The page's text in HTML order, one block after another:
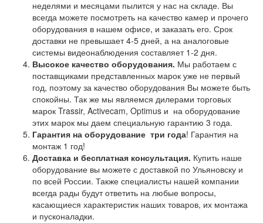
неделями и месяцами пылится у нас на складе. Вы
всегда можете посмотреть на качество камер и прочего
оборудования в нашем офисе, и заказать его. Срок
доставки не превышает 4-5 дней, а на аналоговые
системы видеонаблюдения составляет 1-2 дня.
Высокое качество оборудования. Мы работаем с
поставщиками представленных марок уже не первый
год, поэтому за качество оборудования Вы можете быть
спокойны. Так же мы являемся дилерами торговых
марок Trassir, Activecam, Optimus и на оборудование
этих марок мы даем специальную гарантию 3 года.
Гарантия на оборудование три года! Гарантия на
монтаж 1 год!
Доставка и бесплатная консультация. Купить наше
оборудование вы можете с доставкой по Ульяновску и
по всей России. Также специалисты нашей компании
всегда рады будут ответить на любые вопросы,
касающиеся характеристик наших товаров, их монтажа
и пусконаладки.